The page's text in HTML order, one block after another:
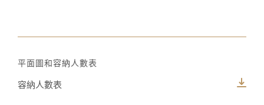
平面圖和容納人數表
容納人數表